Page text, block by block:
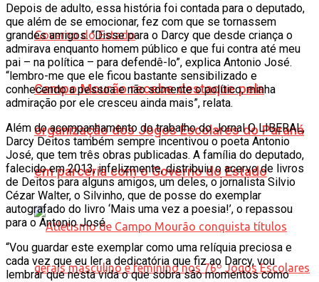
Campo Mourão recebe destaque pela
organização dos Jogos Escolares do Paraná
em parceria com o Governo do Estado
Depois de adulto, essa história foi contada para o deputado,
que além de se emocionar, fez com que se tornassem
grandes amigos. “Disse para o Darcy que desde criança o
admirava enquanto homem público e que fui contra até meu
pai – na política – para defendê-lo”, explica Antonio José.
“lembro-me que ele ficou bastante sensibilizado e
conhecendo a pessoa e não somente o político, minha
admiração por ele cresceu ainda mais”, relata.
Além do acompanhamento do trabalho do Jornal O LIBERAL,
Darcy Deitos também sempre incentivou o poeta Antonio
José, que tem três obras publicadas. A família do deputado,
falecido em 2013, infelizmente, distribuiu o acervo de livros
de Deitos para alguns amigos, um deles, o jornalista Silvio
Cézar Walter, o Silvinho, que de posse do exemplar
autografado do livro ‘Mais uma vez a poesia!’, o repassou
para o Antonio José.
“Vou guardar este exemplar como uma relíquia preciosa e
cada vez que eu ler a dedicatória que fiz ao Darcy, vou
lembrar que nesta vida o que sobra são momentos como